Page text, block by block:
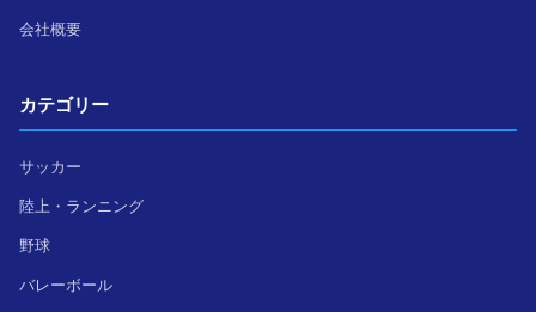
会社概要
カテゴリー
サッカー
陸上・ランニング
野球
バレーボール